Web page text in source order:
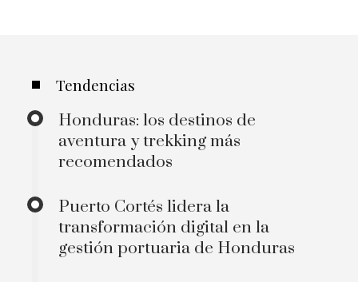
Tendencias
Honduras: los destinos de
aventura y trekking más
recomendados
Puerto Cortés lidera la
transformación digital en la
gestión portuaria de Honduras